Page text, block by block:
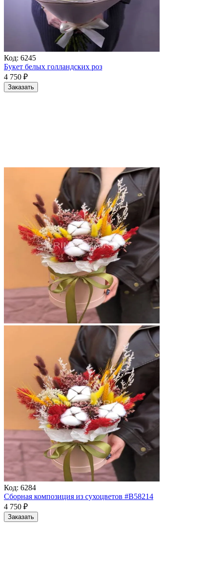
Код: 6245
Букет белых голландских роз
4 750 ₽
Заказать
Код: 6284
Сборная композиция из сухоцветов #B58214
4 750 ₽
Заказать